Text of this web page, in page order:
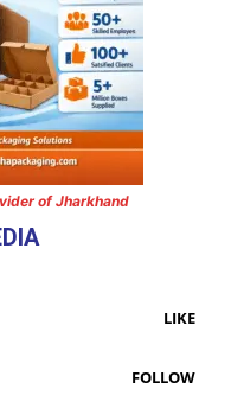
of Jharkhand
LIKE
FOLLOW